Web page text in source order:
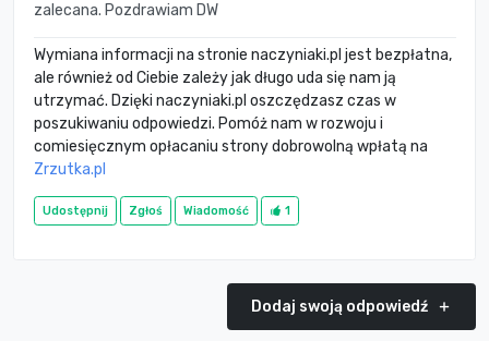
zalecana. Pozdrawiam DW
Wymiana informacji na stronie naczyniaki.pl jest bezpłatna,
ale również od Ciebie zależy jak długo uda się nam ją
utrzymać. Dzięki naczyniaki.pl oszczędzasz czas w
poszukiwaniu odpowiedzi. Pomóż nam w rozwoju i
comiesięcznym opłacaniu strony dobrowolną wpłatą na
Zrzutka.pl
Udostępnij Zgłoś Wiadomość 1
Dodaj swoją odpowiedź